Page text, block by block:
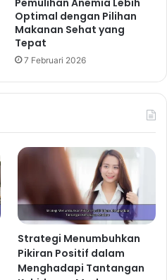
Pemulihan Anemia Lebih
Optimal dengan Pilihan
Makanan Sehat yang
Tepat
7 Februari 2026
Strategi Menumbuhkan
Pikiran Positif dalam
Menghadapi Tantangan